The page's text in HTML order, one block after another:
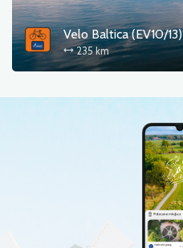
Velo Baltica (EV10/13)
235 km